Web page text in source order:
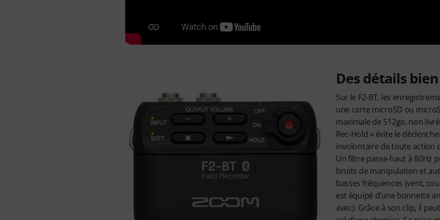
Des détails
Sur le F2-BT, les
une carte microSD ou
maximale de 512go, non
Rec-Hold » évite le
involontaire de toute action
Un filtre passe-haut à 80Hz
bruits de manipulation et
basses fréquences (vent,
est équipé d’une bonnette
avec). Grâce à son clip, il